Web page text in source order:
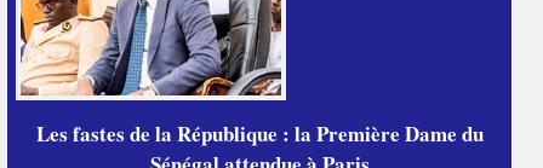
Les fastes de la République : la Première Dame du